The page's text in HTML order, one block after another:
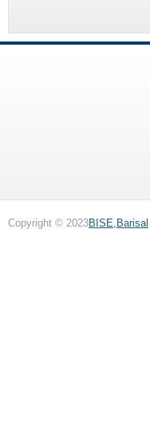
Copyright © 2023BISE,Barisal